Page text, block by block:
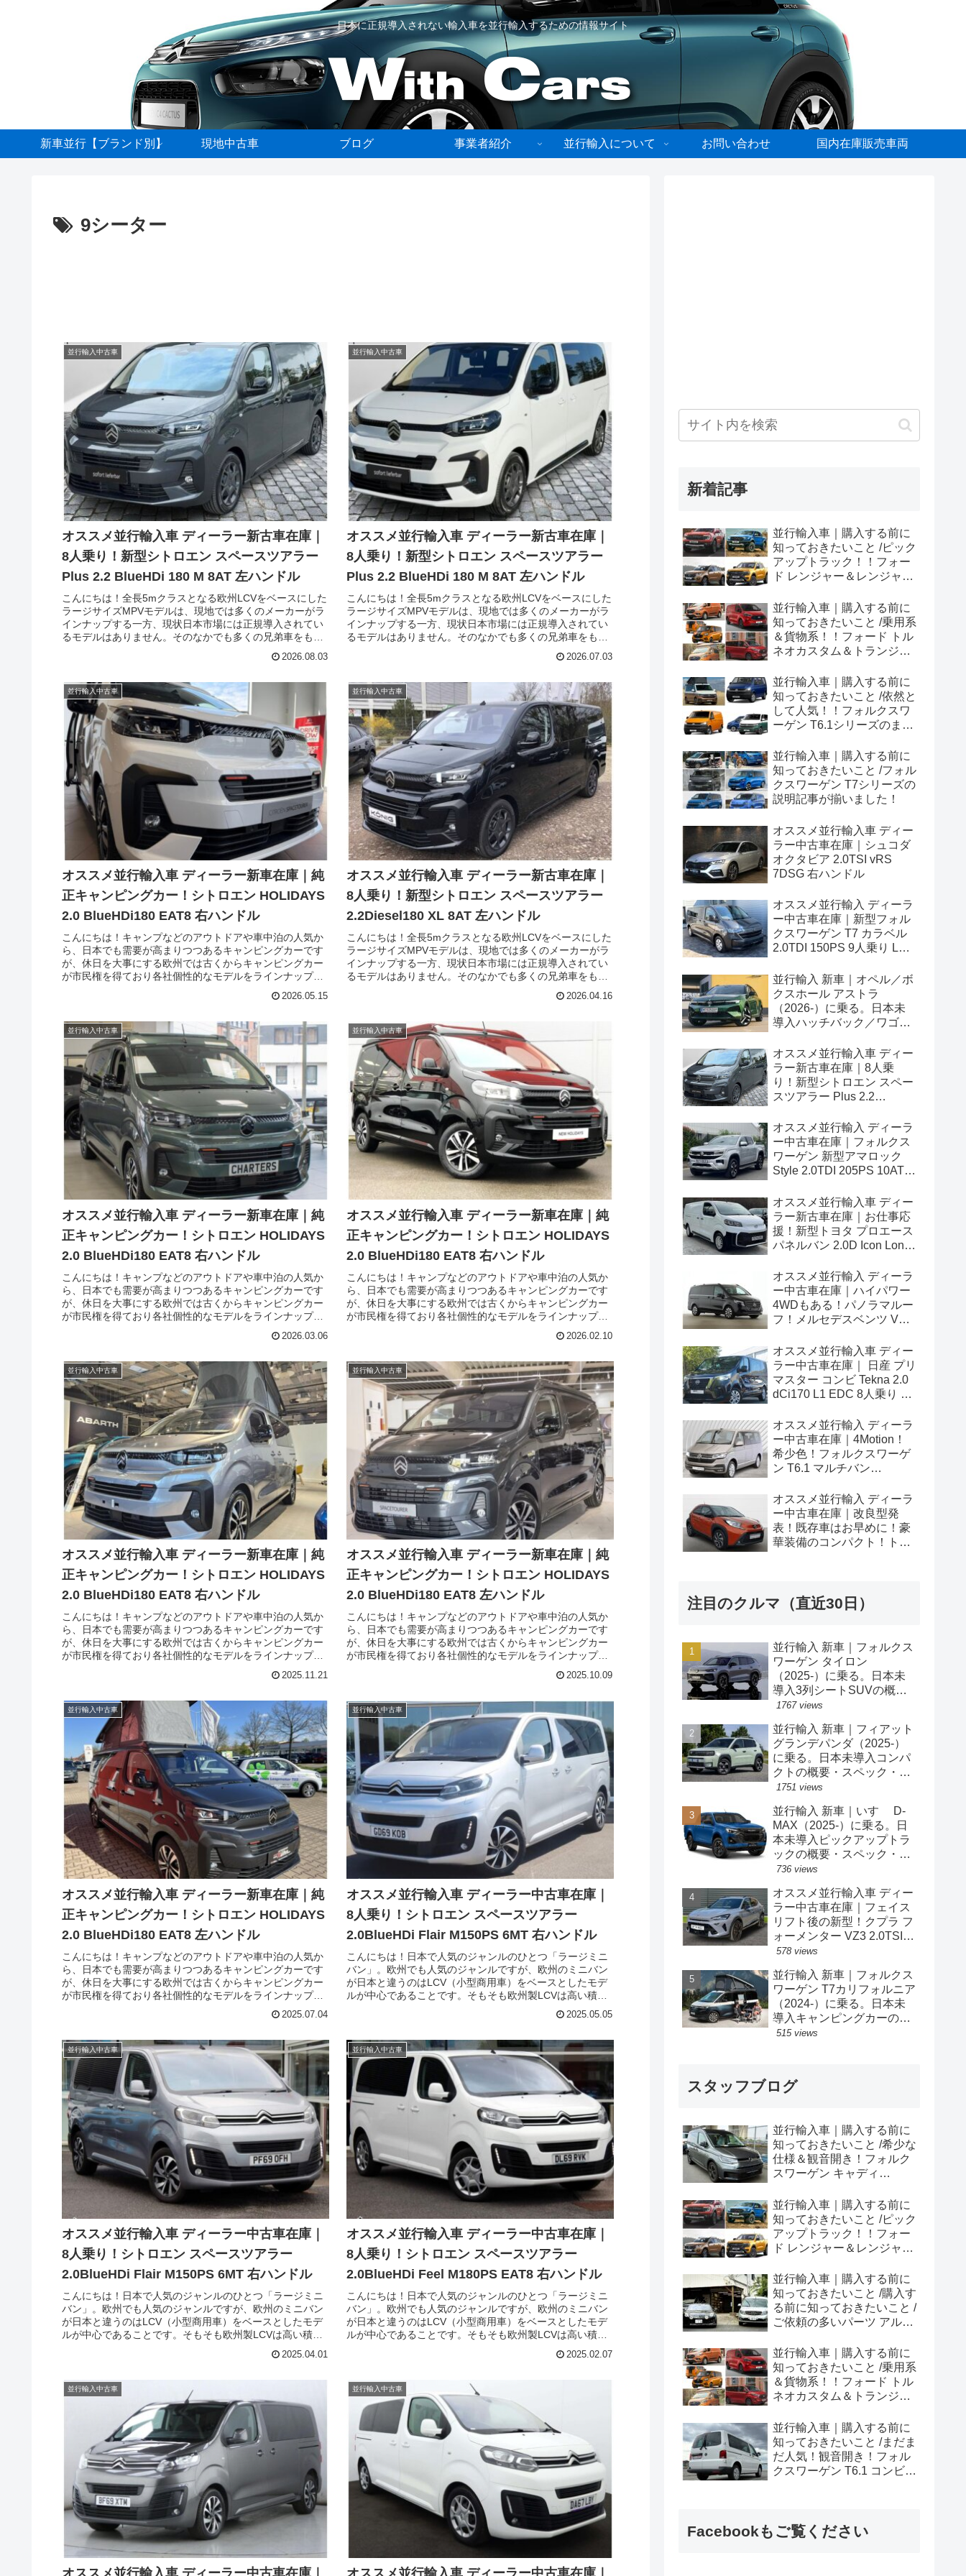
日本に正規導入されない輸入車を並行輸入するための情報サイト
新車並行【ブランド別】 現地中古車 ブログ 事業者紹介 並行輸入について お問い合わせ 国内在庫販売車両
9シーター
並行輸入中古車
オススメ並行輸入車 ディーラー新古車在庫｜
8人乗り！新型シトロエン スペースツアラー
Plus 2.2 BlueHDi 180 M 8AT 左ハンドル
こんにちは！全長5mクラスとなる欧州LCVをベースにした
ラージサイズMPVモデルは、現地では多くのメーカーがラ
インナップする一方、現状日本市場には正規導入されてい
るモデルはありません。そのなかでも多くの兄弟車をもつ
ットを採用し、完成度がさらに高まりました。今回はフェ
アラー（CITROEN Spacetourer）の現地新古車在庫です。
2026.08.03
並行輸入中古車
オススメ並行輸入車 ディーラー新古車在庫｜
8人乗り！新型シトロエン スペースツアラー
Plus 2.2 BlueHDi 180 M 8AT 左ハンドル
こんにちは！全長5mクラスとなる欧州LCVをベースにした
ラージサイズMPVモデルは、現地では多くのメーカーがラ
インナップする一方、現状日本市場には正規導入されてい
るモデルはありません。そのなかでも多くの兄弟車をもつ
ットを採用し、完成度がさらに高まりました。今回はフェ
アラー（CITROEN Spacetourer）の現地新古車在庫です。
2026.07.03
並行輸入中古車
オススメ並行輸入車 ディーラー新車在庫｜純
正キャンピングカー！シトロエン HOLIDAYS
2.0 BlueHDi180 EAT8 右ハンドル
こんにちは！キャンプなどのアウトドアや車中泊の人気か
ら、日本でも需要が高まりつつあるキャンピングカーです
が、休日を大事にする欧州では古くからキャンピングカー
が市民権を得ており各社個性的なモデルをラインナップし
ています。そのような欧州人気市場に、シトロエンが休日
を楽しむ一台を携えて参入しました。今回はシトロエンが
イズ（CITROEN Holidays）の新車在庫のご紹介です。
2026.05.15
並行輸入中古車
オススメ並行輸入車 ディーラー新古車在庫｜
8人乗り！新型シトロエン スペースツアラー
2.2Diesel180 XL 8AT 左ハンドル
こんにちは！全長5mクラスとなる欧州LCVをベースにした
ラージサイズMPVモデルは、現地では多くのメーカーがラ
インナップする一方、現状日本市場には正規導入されてい
るモデルはありません。そのなかでも多くの兄弟車をもつ
モデルがフェイスリフトに加えて、新たなディーゼルユニ
ットを採用し、完成度がさらに高まりました。今回はフェ
アラー（CITROEN Spacetourer）の現地新古車在庫です。
2026.04.16
並行輸入中古車
オススメ並行輸入車 ディーラー新車在庫｜純
正キャンピングカー！シトロエン HOLIDAYS
2.0 BlueHDi180 EAT8 右ハンドル
こんにちは！キャンプなどのアウトドアや車中泊の人気か
ら、日本でも需要が高まりつつあるキャンピングカーです
が、休日を大事にする欧州では古くからキャンピングカー
が市民権を得ており各社個性的なモデルをラインナップし
を楽しむ一台を携えて参入しました。今回はシトロエンが
イズ（CITROEN Holidays）の新車在庫のご紹介です。
2026.03.06
並行輸入中古車
オススメ並行輸入車 ディーラー新車在庫｜純
正キャンピングカー！シトロエン HOLIDAYS
2.0 BlueHDi180 EAT8 右ハンドル
こんにちは！キャンプなどのアウトドアや車中泊の人気か
ら、日本でも需要が高まりつつあるキャンピングカーです
が、休日を大事にする欧州では古くからキャンピングカー
が市民権を得ており各社個性的なモデルをラインナップし
を楽しむ一台を携えて参入しました。今回はシトロエンが
イズ（CITROEN Holidays）の新車在庫のご紹介です。
2026.02.10
並行輸入中古車
オススメ並行輸入車 ディーラー新車在庫｜純
正キャンピングカー！シトロエン HOLIDAYS
2.0 BlueHDi180 EAT8 右ハンドル
こんにちは！キャンプなどのアウトドアや車中泊の人気か
ら、日本でも需要が高まりつつあるキャンピングカーです
が、休日を大事にする欧州では古くからキャンピングカー
が市民権を得ており各社個性的なモデルをラインナップし
ています。そのような欧州人気市場に、シトロエンが休日
を楽しむ一台を携えて参入しました。今回はシトロエンが
イズ（CITROEN Holidays）の新車在庫のご紹介です。
2025.11.21
並行輸入中古車
オススメ並行輸入車 ディーラー新車在庫｜純
正キャンピングカー！シトロエン HOLIDAYS
2.0 BlueHDi180 EAT8 左ハンドル
こんにちは！キャンプなどのアウトドアや車中泊の人気か
ら、日本でも需要が高まりつつあるキャンピングカーです
が、休日を大事にする欧州では古くからキャンピングカー
が市民権を得ており各社個性的なモデルをラインナップし
ています。そのような欧州人気市場に、シトロエンが休日
を楽しむ一台を携えて参入しました。今回はシトロエンが
イズ（CITROEN Holidays）の新車在庫のご紹介です。
2025.10.09
並行輸入中古車
オススメ並行輸入車 ディーラー新車在庫｜純
正キャンピングカー！シトロエン HOLIDAYS
2.0 BlueHDi180 EAT8 左ハンドル
こんにちは！キャンプなどのアウトドアや車中泊の人気か
ら、日本でも需要が高まりつつあるキャンピングカーです
が、休日を大事にする欧州では古くからキャンピングカー
が市民権を得ており各社個性的なモデルをラインナップし
ています。そのような欧州人気市場に、シトロエンが休日
を楽しむ一台を携えて参入しました。今回はシトロエンが
イズ（CITROEN Holidays）の新車在庫のご紹介です。
2025.07.04
並行輸入中古車
オススメ並行輸入車 ディーラー中古車在庫｜
8人乗り！シトロエン スペースツアラー
2.0BlueHDi Flair M150PS 6MT 右ハンドル
こんにちは！日本で人気のジャンルのひとつ「ラージミニ
バン」。欧州でも人気のジャンルですが、欧州のミニバン
が日本と違うのはLCV（小型商用車）をベースとしたモデ
ルが中心であることです。そもそも欧州製LCVは高い積載
性と長距離を安定して走れる性能が求められるため、欧州
のミニバンは自ずと高い実力を持ったモデルが揃ってきま
州でも人気のシトロエン スペースツアラー（CITROEN
SPACETOURER）の現地ディーラー中古車在庫です。
2025.05.05
並行輸入中古車
オススメ並行輸入車 ディーラー中古車在庫｜
8人乗り！シトロエン スペースツアラー
2.0BlueHDi Flair M150PS 6MT 右ハンドル
こんにちは！日本で人気のジャンルのひとつ「ラージミニ
バン」。欧州でも人気のジャンルですが、欧州のミニバン
が日本と違うのはLCV（小型商用車）をベースとしたモデ
ルが中心であることです。そもそも欧州製LCVは高い積載
のミニバンは自ずと高い実力を持ったモデルが揃ってきま
州でも人気のシトロエン スペースツアラー（CITROEN
SPACETOURER）の現地ディーラー中古車在庫です。
2025.04.01
並行輸入中古車
オススメ並行輸入車 ディーラー中古車在庫｜
8人乗り！シトロエン スペースツアラー
2.0BlueHDi Feel M180PS EAT8 右ハンドル
こんにちは！日本で人気のジャンルのひとつ「ラージミニ
バン」。欧州でも人気のジャンルですが、欧州のミニバン
が日本と違うのはLCV（小型商用車）をベースとしたモデ
ルが中心であることです。そもそも欧州製LCVは高い積載
のミニバンは自ずと高い実力を持ったモデルが揃ってきま
州でも人気のシトロエン スペースツアラー（CITROEN
SPACETOURER）の現地ディーラー中古車在庫です。
2025.02.07
並行輸入中古車 並行輸入中古車
新着記事
並行輸入車｜購入する前に
知っておきたいこと /ピック
アップトラック！！フォー
ド レンジャー＆レンジャー
め！
並行輸入車｜購入する前に
知っておきたいこと /乗用系
＆貨物系！！フォード トル
ネオカスタム＆トランジッ
め！
並行輸入車｜購入する前に
知っておきたいこと /依然と
して人気！！フォルクスワ
ーゲン T6.1シリーズのまと
並行輸入車｜購入する前に
知っておきたいこと /フォル
クスワーゲン T7シリーズの
説明記事が揃いました！
オススメ並行輸入車 ディー
ラー中古車在庫｜シュコダ
オクタビア 2.0TSI vRS
7DSG 右ハンドル
オススメ並行輸入 ディーラ
ー中古車在庫｜新型フォル
クスワーゲン T7 カラベル
2.0TDI 150PS 9人乗り LWB
並行輸入 新車｜オペル／ボ
クスホール アストラ
（2026-）に乗る。日本未
導入ハッチバック／ワゴン
情報。
オススメ並行輸入車 ディー
ラー新古車在庫｜8人乗
り！新型シトロエン スペー
スツアラー Plus 2.2
ドル
オススメ並行輸入 ディーラ
ー中古車在庫｜フォルクス
ワーゲン 新型アマロック
Style 2.0TDI 205PS 10AT
オススメ並行輸入車 ディー
ラー新古車在庫｜お仕事応
援！新型トヨタ プロエース
パネルバン 2.0D Icon Long
オススメ並行輸入 ディーラ
ー中古車在庫｜ハイパワー
4WDもある！パノラマルー
フ！メルセデスベンツ Vク
ロング 4Matic 9G-Tronic 左
ハンドル
オススメ並行輸入車 ディー
ラー中古車在庫｜ 日産 プリ
マスター コンビ Tekna 2.0
dCi170 L1 EDC 8人乗り 左
オススメ並行輸入 ディーラ
ー中古車在庫｜4Motion！
希少色！フォルクスワーゲ
ン T6.1 マルチバン
204PS 7人乗り 7DSG 左ハ
ンドル
オススメ並行輸入 ディーラ
ー中古車在庫｜改良型発
表！既存車はお早めに！豪
華装備のコンパクト！トヨ
注目のクルマ（直近30日）
並行輸入 新車｜フォルクス
ワーゲン タイロン
（2025-）に乗る。日本未
導入3列シートSUVの概
要・スペック・価格の情
1767 views
並行輸入 新車｜フィアット
グランデパンダ（2025-）
に乗る。日本未導入コンパ
クトの概要・スペック・価
格の情報。
1751 views
並行輸入 新車｜いすゞ D-
MAX（2025-）に乗る。日
本未導入ピックアップトラ
ックの概要・スペック・価
格の情報。
736 views
オススメ並行輸入車 ディー
ラー中古車在庫｜フェイス
リフト後の新型！クプラ フ
ォーメンター VZ3 2.0TSI
333PS 4Drive 7DSG 右ハン
578 views
並行輸入 新車｜フォルクス
ワーゲン T7カリフォルニア
（2024-）に乗る。日本未
導入キャンピングカーの概
要・スペック・価格の情
515 views
スタッフブログ
並行輸入車｜購入する前に
知っておきたいこと /希少な
仕様＆観音開き！フォルク
スワーゲン キャディ
並行輸入車｜購入する前に
知っておきたいこと /ピック
アップトラック！！フォー
ド レンジャー＆レンジャー
め！
並行輸入車｜購入する前に
知っておきたいこと /購入す
る前に知っておきたいこと /
ご依頼の多いパーツ アルピ
やカスタム・チューニング
パーツも何とかなる！②
並行輸入車｜購入する前に
知っておきたいこと /乗用系
＆貨物系！！フォード トル
ネオカスタム＆トランジッ
め！
並行輸入車｜購入する前に
知っておきたいこと /まだま
だ人気！観音開き！フォル
クスワーゲン T6.1 コンビ横
Facebookもご覧ください